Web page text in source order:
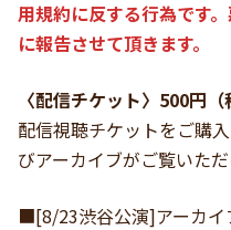
用規約に反する行為です
に報告させて頂きます。
〈配信チケット〉500円（
配信視聴チケットをご購
びアーカイブがご覧いただ
■[8/23渋谷公演]アーカイ